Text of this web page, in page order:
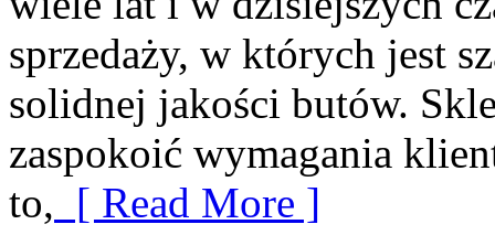
sprzedaży, w których jest
solidnej jakości butów.
zaspokoić wymagania
to, [ Read More ]